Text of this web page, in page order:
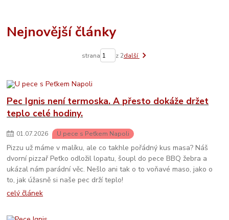
Nejnovější články
strana z 2další
Pec Ignis není termoska. A přesto dokáže držet
teplo celé hodiny.
01.07.2026 U pece s Peťkem Napoli
Pizzu už máme v malíku, ale co takhle pořádný kus masa? Náš
dvorní pizzař Peťko odložil lopatu, šoupl do pece BBQ žebra a
ukázal nám parádní věc. Nešlo ani tak o to voňavé maso, jako o
to, jak úžasně si naše pec drží teplo!
celý článek